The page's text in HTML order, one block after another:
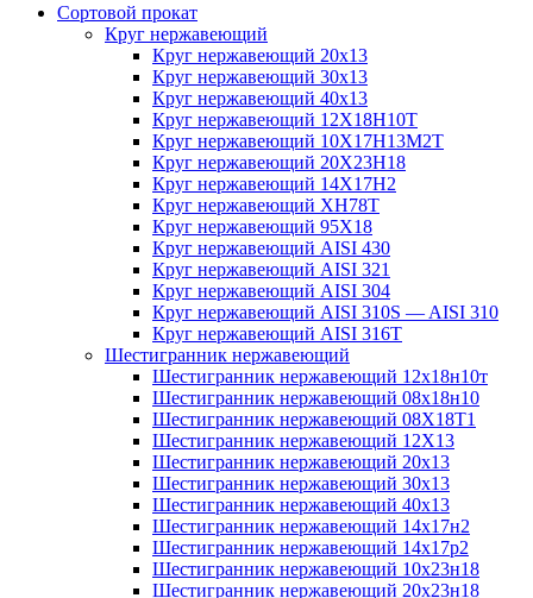
Сортовой прокат
Круг нержавеющий
Круг нержавеющий 20х13
Круг нержавеющий 30х13
Круг нержавеющий 40х13
Круг нержавеющий 12Х18Н10Т
Круг нержавеющий 10Х17Н13М2T
Круг нержавеющий 20Х23Н18
Круг нержавеющий 14Х17Н2
Круг нержавеющий ХН78Т
Круг нержавеющий 95Х18
Круг нержавеющий AISI 430
Круг нержавеющий AISI 321
Круг нержавеющий AISI 304
Круг нержавеющий AISI 310S — AISI 310
Круг нержавеющий AISI 316T
Шестигранник нержавеющий
Шестигранник нержавеющий 12х18н10т
Шестигранник нержавеющий 08х18н10
Шестигранник нержавеющий 08Х18Т1
Шестигранник нержавеющий 12Х13
Шестигранник нержавеющий 20х13
Шестигранник нержавеющий 30х13
Шестигранник нержавеющий 40х13
Шестигранник нержавеющий 14х17н2
Шестигранник нержавеющий 14х17р2
Шестигранник нержавеющий 10х23н18
Шестигранник нержавеющий 20х23н18